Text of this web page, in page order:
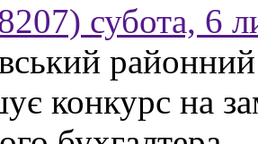
субота, 6
районний
конкурс на